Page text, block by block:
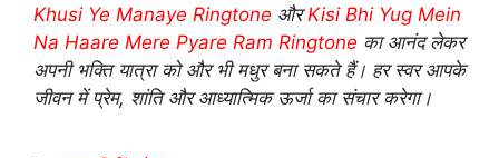
Khusi Ye Manaye Ringtone औरKisi Bhi Yug Mein
Na Haare Mere Pyare Ram Ringtone का आनंद लेकर
अपनी भक्ति यात्रा को और भी मधुर बना सकते हैं। हर स्वर आपके
जीवन में प्रेम, शांति और आध्यात्मिक ऊर्जा का संचार करेगा।